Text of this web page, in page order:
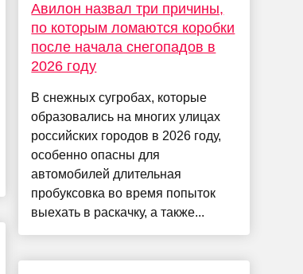
Авилон назвал три причины,
по которым ломаются коробки
после начала снегопадов в
2026 году
В снежных сугробах, которые
образовались на многих улицах
российских городов в 2026 году,
особенно опасны для
автомобилей длительная
пробуксовка во время попыток
выехать в раскачку, а также...